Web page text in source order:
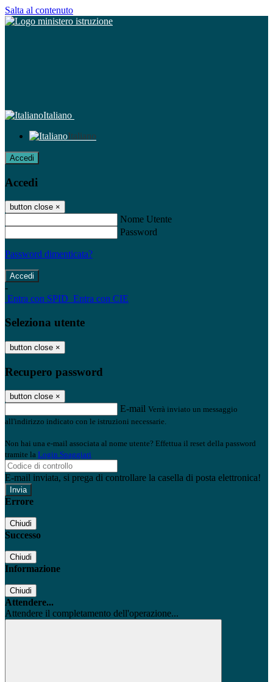
Salta al contenuto
Italiano
Italiano
Accedi
Accedi
button close ×
Nome Utente
Password
Password dimenticata?
-
Entra con SPID Entra con CIE
Seleziona utente
button close ×
Recupero password
button close ×
E-mail Verrà inviato un messaggio
all'indirizzo indicato con le istruzioni necessarie.
Non hai una e-mail associata al nome utente? Effettua il reset della password
tramite la Login Spaggiari
E-mail inviata, si prega di controllare la casella di posta elettronica!
Errore
Chiudi
Successo
Chiudi
Informazione
Chiudi
Attendere...
Attendere il completamento dell'operazione...